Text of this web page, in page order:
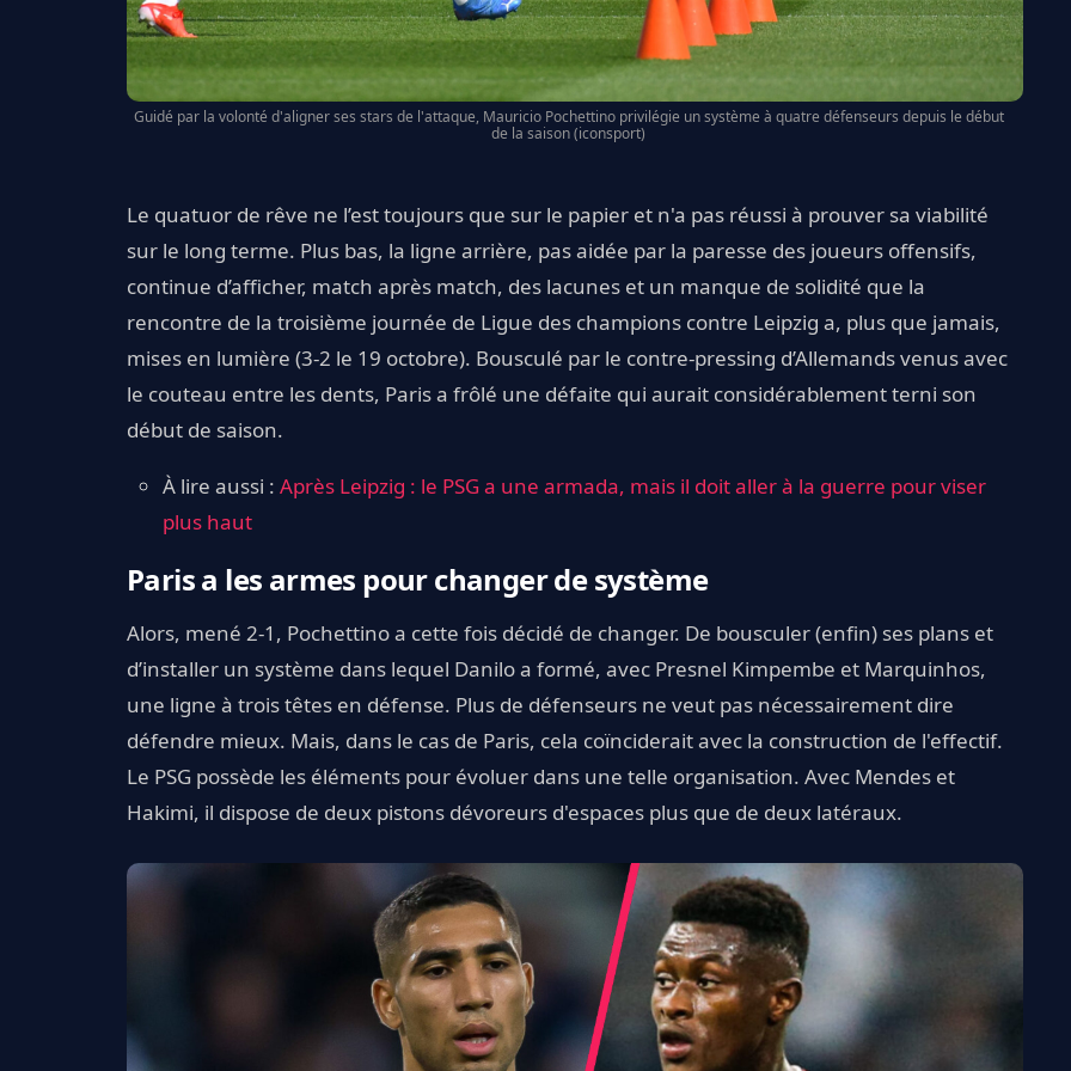
Guidé par la volonté d'aligner ses stars de l'attaque, Mauricio Pochettino privilégie un système à quatre défenseurs depuis le début
de la saison (iconsport)
Le quatuor de rêve ne l’est toujours que sur le papier et n'a pas réussi à prouver sa viabilité
sur le long terme. Plus bas, la ligne arrière, pas aidée par la paresse des joueurs offensifs,
continue d’afficher, match après match, des lacunes et un manque de solidité que la
rencontre de la troisième journée de Ligue des champions contre Leipzig a, plus que jamais,
mises en lumière (3-2 le 19 octobre). Bousculé par le contre-pressing d’Allemands venus avec
le couteau entre les dents, Paris a frôlé une défaite qui aurait considérablement terni son
début de saison.
À lire aussi : Après Leipzig : le PSG a une armada, mais il doit aller à la guerre pour viser
plus haut
Paris a les armes pour changer de système
Alors, mené 2-1, Pochettino a cette fois décidé de changer. De bousculer (enfin) ses plans et
d’installer un système dans lequel Danilo a formé, avec Presnel Kimpembe et Marquinhos,
une ligne à trois têtes en défense. Plus de défenseurs ne veut pas nécessairement dire
défendre mieux. Mais, dans le cas de Paris, cela coïnciderait avec la construction de l'effectif.
Le PSG possède les éléments pour évoluer dans une telle organisation. Avec Mendes et
Hakimi, il dispose de deux pistons dévoreurs d'espaces plus que de deux latéraux.